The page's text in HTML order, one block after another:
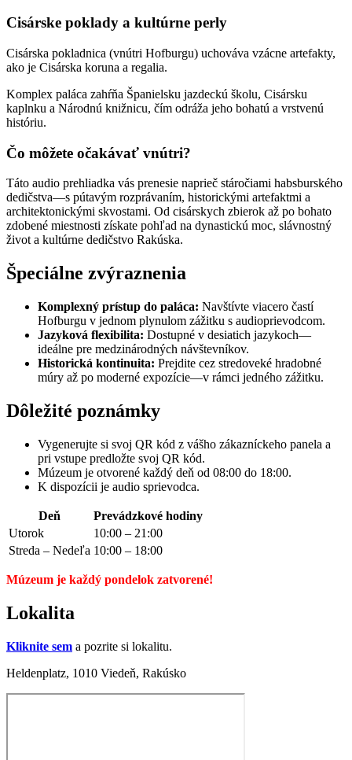
Cisárske poklady a kultúrne perly
Cisárska pokladnica (vnútri Hofburgu) uchováva vzácne artefakty,
ako je Cisárska koruna a regalia.
Komplex paláca zahŕňa Španielsku jazdeckú školu, Cisársku
kaplnku a Národnú knižnicu, čím odráža jeho bohatú a vrstvenú
históriu.
Čo môžete očakávať vnútri?
Táto audio prehliadka vás prenesie naprieč stáročiami habsburského
dedičstva—s pútavým rozprávaním, historickými artefaktmi a
architektonickými skvostami. Od cisárskych zbierok až po bohato
zdobené miestnosti získate pohľad na dynastickú moc, slávnostný
život a kultúrne dedičstvo Rakúska.
Špeciálne zvýraznenia
Komplexný prístup do paláca: Navštívte viacero častí
Hofburgu v jednom plynulom zážitku s audioprievodcom.
Jazyková flexibilita: Dostupné v desiatich jazykoch—
ideálne pre medzinárodných návštevníkov.
Historická kontinuita: Prejdite cez stredoveké hradobné
múry až po moderné expozície—v rámci jedného zážitku.
Dôležité poznámky
Vygenerujte si svoj QR kód z vášho zákazníckeho panela a
pri vstupe predložte svoj QR kód.
Múzeum je otvorené každý deň od 08:00 do 18:00.
K dispozícii je audio sprievodca.
Deň
Prevádzkové hodiny
Utorok
10:00 – 21:00
Streda – Nedeľa 10:00 – 18:00
Múzeum je každý pondelok zatvorené!
Lokalita
Kliknite sem a pozrite si lokalitu.
Heldenplatz, 1010 Viedeň, Rakúsko